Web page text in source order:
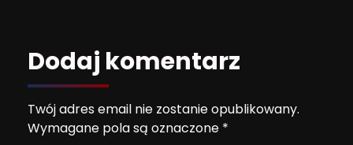
Dodaj komentarz
Twój adres email nie zostanie opublikowany.
Wymagane pola są oznaczone *